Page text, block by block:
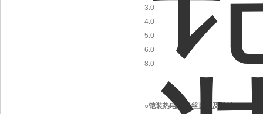
3.0
4.0
5.0
6.0
8.0
○铠装热电偶偶丝直径及材料